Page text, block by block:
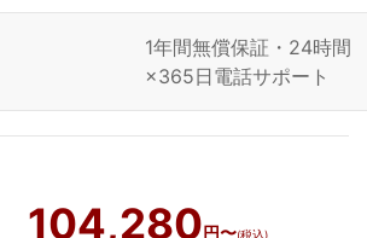
1年間無償保証・24時間
×365日電話サポート
104,280円〜(税込)